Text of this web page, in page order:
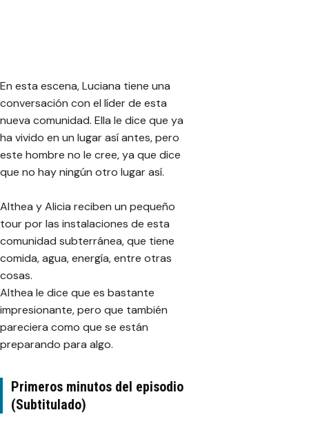
En esta escena, Luciana tiene una
conversación con el líder de esta
nueva comunidad. Ella le dice que ya
ha vivido en un lugar así antes, pero
este hombre no le cree, ya que dice
que no hay ningún otro lugar así.
Althea y Alicia reciben un pequeño
tour por las instalaciones de esta
comunidad subterránea, que tiene
comida, agua, energía, entre otras
cosas.
Althea le dice que es bastante
impresionante, pero que también
pareciera como que se están
preparando para algo.
Primeros minutos del episodio
(Subtitulado)